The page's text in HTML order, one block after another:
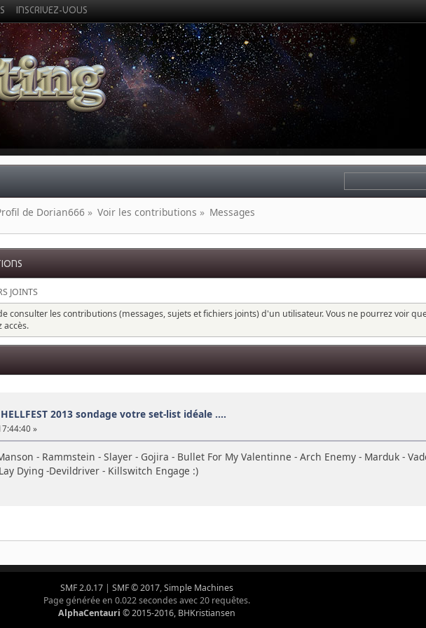
INSCRIVEZ-VOUS
de Dorian666 » Voir les contributions » Messages
JOINTS
consulter les contributions (messages, sujets et fichiers joints) d'un utilisateur. Vous ne pourrez voir
accès.
HELLFEST 2013 sondage votre set-list idéale ....
»
- Rammstein - Slayer - Gojira - Bullet For My Valentinne - Arch Enemy - Marduk -
Dying -Devildriver - Killswitch Engage :)
SMF 2.0.17| SMF © 2017,Simple Machines
Page générée en 0.022 secondes avec 20 requêtes.
AlphaCentauri © 2015-2016, BHKristiansen